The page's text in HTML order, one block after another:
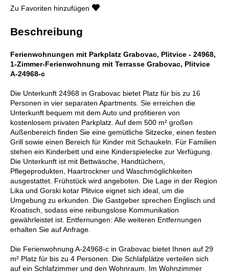
Zu Favoriten hinzufügen
Beschreibung
Ferienwohnungen mit Parkplatz Grabovac, Plitvice - 24968,
1-Zimmer-Ferienwohnung mit Terrasse Grabovac, Plitvice
A-24968-c
Die Unterkunft 24968 in Grabovac bietet Platz für bis zu 16
Personen in vier separaten Apartments. Sie erreichen die
Unterkunft bequem mit dem Auto und profitieren von
kostenlosem privaten Parkplatz. Auf dem 500 m² großen
Außenbereich finden Sie eine gemütliche Sitzecke, einen festen
Grill sowie einen Bereich für Kinder mit Schaukeln. Für Familien
stehen ein Kinderbett und eine Kinderspielecke zur Verfügung.
Die Unterkunft ist mit Bettwäsche, Handtüchern,
Pflegeprodukten, Haartrockner und Waschmöglichkeiten
ausgestattet. Frühstück wird angeboten. Die Lage in der Region
Lika und Gorski kotar Plitvice eignet sich ideal, um die
Umgebung zu erkunden. Die Gastgeber sprechen Englisch und
Kroatisch, sodass eine reibungslose Kommunikation
gewährleistet ist. Entfernungen: Alle weiteren Entfernungen
erhalten Sie auf Anfrage.
Die Ferienwohnung A-24968-c in Grabovac bietet Ihnen auf 29
m² Platz für bis zu 4 Personen. Die Schlafplätze verteilen sich
auf ein Schlafzimmer und den Wohnraum. Im Wohnzimmer